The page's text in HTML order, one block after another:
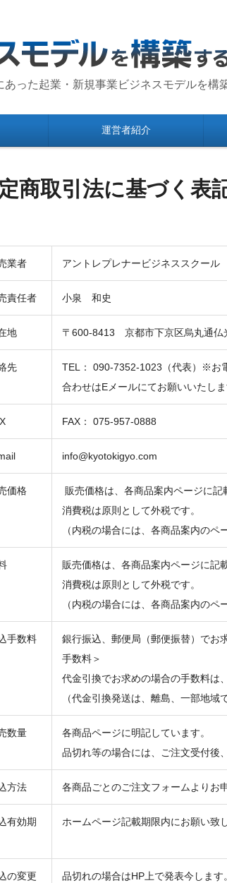
った起業・新規事業ビジネスモデルを構
運営者紹介
商取引法に基づく表
業者 アントレプレナービジネススクール
責任者 小泉 和史
地 〒600-8413 京都市下京区烏丸通
先
TEL： 090-7352-1023（代表）※お
合わせはEメールにてお願いいたしま
FAX： 075-957-0888
info@kyotokigyo.com
価格
販売価格は、各商品案内ページに記
消費税は原則として外税です。
（内税の場合には、各商品案内のペ
販売価格は、各商品案内ページに記
消費税は原則として外税です。
（内税の場合には、各商品案内のペ
手数料
銀行振込、郵便局（郵便振替）でお
手数料＞
代金引換でお求めの場合の手数料は
（代金引換発送は、離島、一部地域
数量
各商品ページに明記しています。
品切れ等の場合には、ご注文受付後
方法 各商品ごとのご注文フォームよりお
有効期
ホームページ記載期限内にお願い致
の変更
品切れの場合はHP上で発表今しま